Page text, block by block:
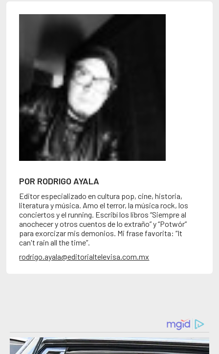
POR RODRIGO AYALA
Editor especializado en cultura pop, cine, historia,
literatura y música. Amo el terror, la música rock, los
conciertos y el running. Escribí los libros “Siempre al
anochecer y otros cuentos de lo extraño” y “Potwór”
para exorcizar mis demonios. Mi frase favorita: “It
can't rain all the time”.
rodrigo.ayala@editorialtelevisa.com.mx